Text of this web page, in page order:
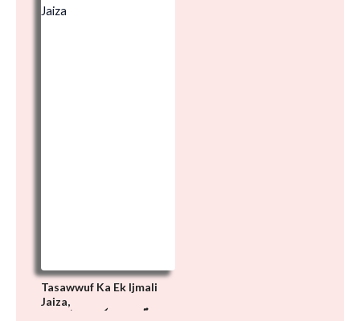
Tasawwuf Ka Ek Ijmali
Jaiza,